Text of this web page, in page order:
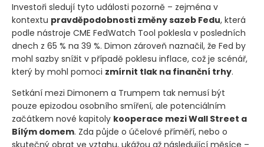
Investoři sledují tyto události pozorně – zejména v
kontextu pravděpodobnosti změny sazeb Fedu, která
podle nástroje CME FedWatch Tool poklesla v posledních
dnech z 65 % na 39 %. Dimon zároveň naznačil, že Fed by
mohl sazby snížit v případě poklesu inflace, což je scénář,
který by mohl pomoci zmírnit tlak na finanční trhy.
Setkání mezi Dimonem a Trumpem tak nemusí být
pouze epizodou osobního smíření, ale potenciálním
začátkem nové kapitoly kooperace mezi Wall Street a
Bílým domem. Zda půjde o účelové příměří, nebo o
skutečný obrat ve vztahu, ukážou až následující měsíce –